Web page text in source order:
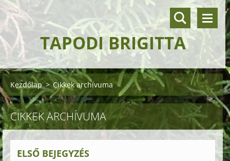
TAPODI BRIGITTA
Kezdőlap > Cikkek archívuma
CIKKEK ARCHÍVUMA
ELSŐ BEJEGYZÉS